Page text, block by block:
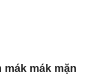
mák mặn